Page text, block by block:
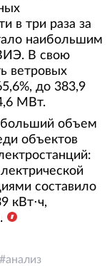
в три раза за
наибольшим
В свою
ветровых
до 383,9
МВт.
объем
объектов
составило
кВт⋅ч,
анализ